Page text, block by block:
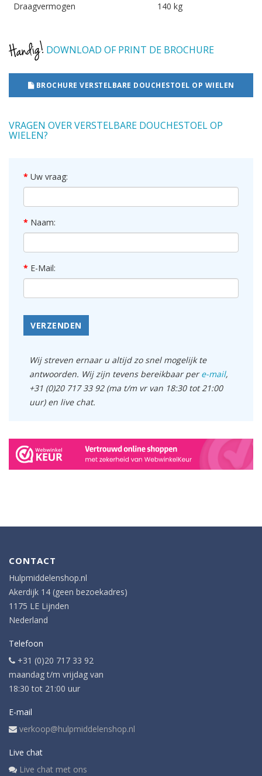
Draagvermogen 140 kg
DOWNLOAD OF PRINT DE BROCHURE
BROCHURE VERSTELBARE DOUCHESTOEL OP WIELEN
VRAGEN OVER VERSTELBARE DOUCHESTOEL OP
WIELEN?
Uw vraag:
Naam:
E-Mail:
VERZENDEN
Wij streven ernaar u altijd zo snel mogelijk te
antwoorden. Wij zijn tevens bereikbaar pere-mail,
+31 (0)20 717 33 92 (ma t/m vr van 18:30 tot 21:00
uur) en live chat.
CONTACT
Hulpmiddelenshop.nl
Akerdijk 14 (geen bezoekadres)
1175 LE Lijnden
Nederland
Telefoon
+31 (0)20 717 33 92
maandag t/m vrijdag van
18:30 tot 21:00 uur
E-mail
verkoop@hulpmiddelenshop.nl
Live chat
Live chat met ons